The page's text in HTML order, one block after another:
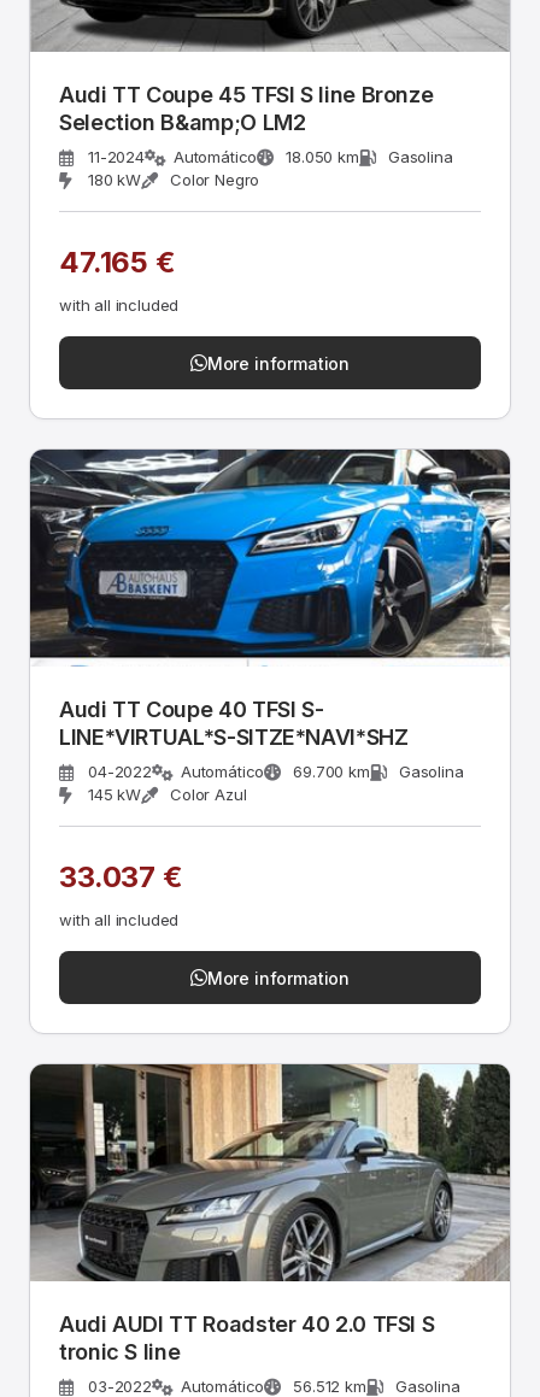
Audi TT Coupe 45 TFSI S line Bronze
Selection B&amp;O LM2
11-2024 Automático 18.050 km
Gasolina
180 kW
Color Negro
47.165 €
with all included
More information
Audi TT Coupe 40 TFSI S-
LINE*VIRTUAL*S-SITZE*NAVI*SHZ
04-2022 Automático 69.700 km
Gasolina
145 kW
Color Azul
33.037 €
with all included
More information
Audi AUDI TT Roadster 40 2.0 TFSI S
tronic S line
03-2022 Automático 56.512 km
Gasolina